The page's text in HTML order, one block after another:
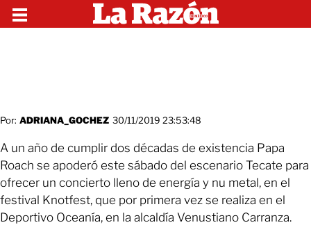
Por: ADRIANA_GOCHEZ 30/11/2019 23:53:48
A un año de cumplir dos décadas de existencia Papa
Roach se apoderó este sábado del escenario Tecate para
ofrecer un concierto lleno de energía y nu metal, en el
festival Knotfest, que por primera vez se realiza en el
Deportivo Oceanía, en la alcaldía Venustiano Carranza.